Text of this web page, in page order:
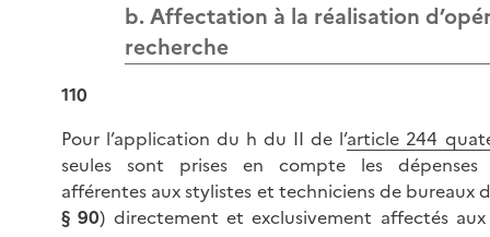
b. Affectation à la réalisation
recherche
110
Pour l’application du h du II de l’article 244
seules sont prises en compte les dépenses
afférentes aux stylistes et techniciens de bureaux
§ 90) directement et exclusivement affectés